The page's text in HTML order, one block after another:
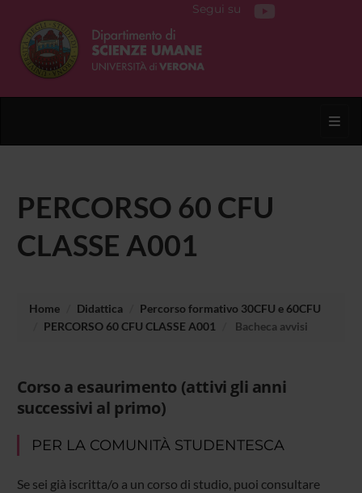
Segui su
PERCORSO 60 CFU
CLASSE A001
Home Didattica
Percorso formativo 30CFU e 60CFU
PERCORSO 60 CFU CLASSE A001
Bacheca avvisi
Corso a esaurimento (attivi gli anni
successivi al primo)
PER LA COMUNITÀ STUDENTESCA
Se sei già iscritta/o a un corso di studio, puoi consultare